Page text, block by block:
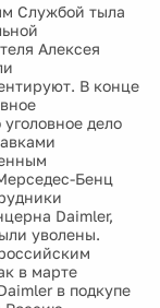
Службой тыла
Алексея
В конце
дело
Бенц
Daimler,
уволены.
в марте
в подкупе